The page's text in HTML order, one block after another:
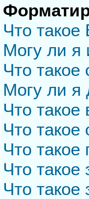
Что такое
Могу ли я
Что такое
Могу ли я
Что
Что такое
Что
Что
Что такое